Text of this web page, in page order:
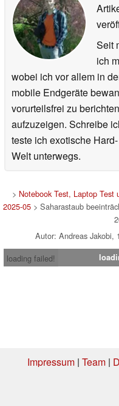
Seit
ich
wobei ich vor allem in
mobile Endgeräte
vorurteilsfrei zu
aufzuzeigen. Schreibe
teste ich exotische
Welt unterwegs.
> Notebook Test, Laptop Test
2025-05 > Saharastaub
Autor: Andreas Jakobi,
loading failed!
Impressum| Team|